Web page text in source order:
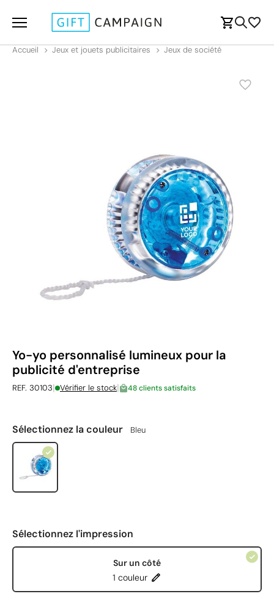
Accueil Jeux et jouets publicitaires Jeux de société
Yo-yo personnalisé lumineux pour la
publicité d'entreprise
REF. 30103| Vérifier le stock| 48 clients satisfaits
Sélectionnez la couleur Bleu
Sélectionnez l'impression
Sur un côté
1 couleur